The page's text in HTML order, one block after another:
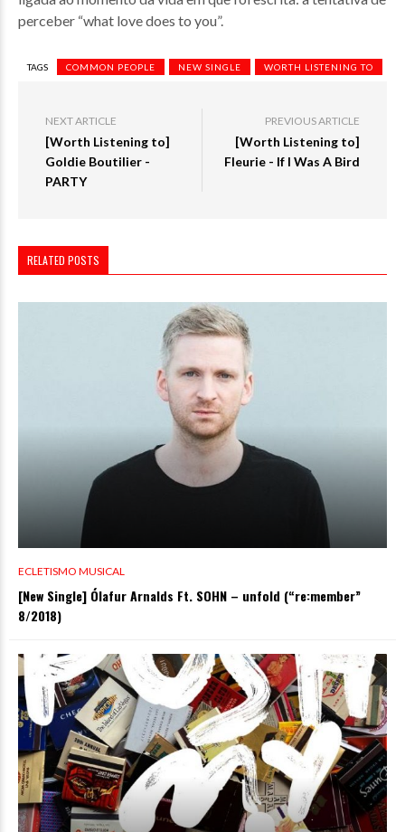
perceber “what love does to you”.
TAGS COMMON PEOPLE NEW SINGLE WORTH LISTENING TO
NEXT ARTICLE
[Worth Listening to]
Goldie Boutilier -
PARTY
PREVIOUS ARTICLE
[Worth Listening to]
Fleurie - If I Was A Bird
RELATED POSTS
ECLETISMO MUSICAL
[New Single] Ólafur Arnalds Ft. SOHN – unfold (“re:member”
8/2018)